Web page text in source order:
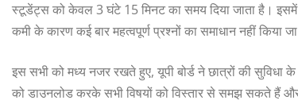
स्टूडेंट्स को केवल 3 घंटे 15 मिनट का समय दिया जाता है।
कमी के कारण कई बार महत्वपूर्ण प्रश्नों का समाधान नहीं किया जा
इस सभी को मध्य नजर रखते हुए, यूपी बोर्ड ने छात्रों की
को डाउनलोड करके सभी विषयों को विस्तार से समझ सकते हैं